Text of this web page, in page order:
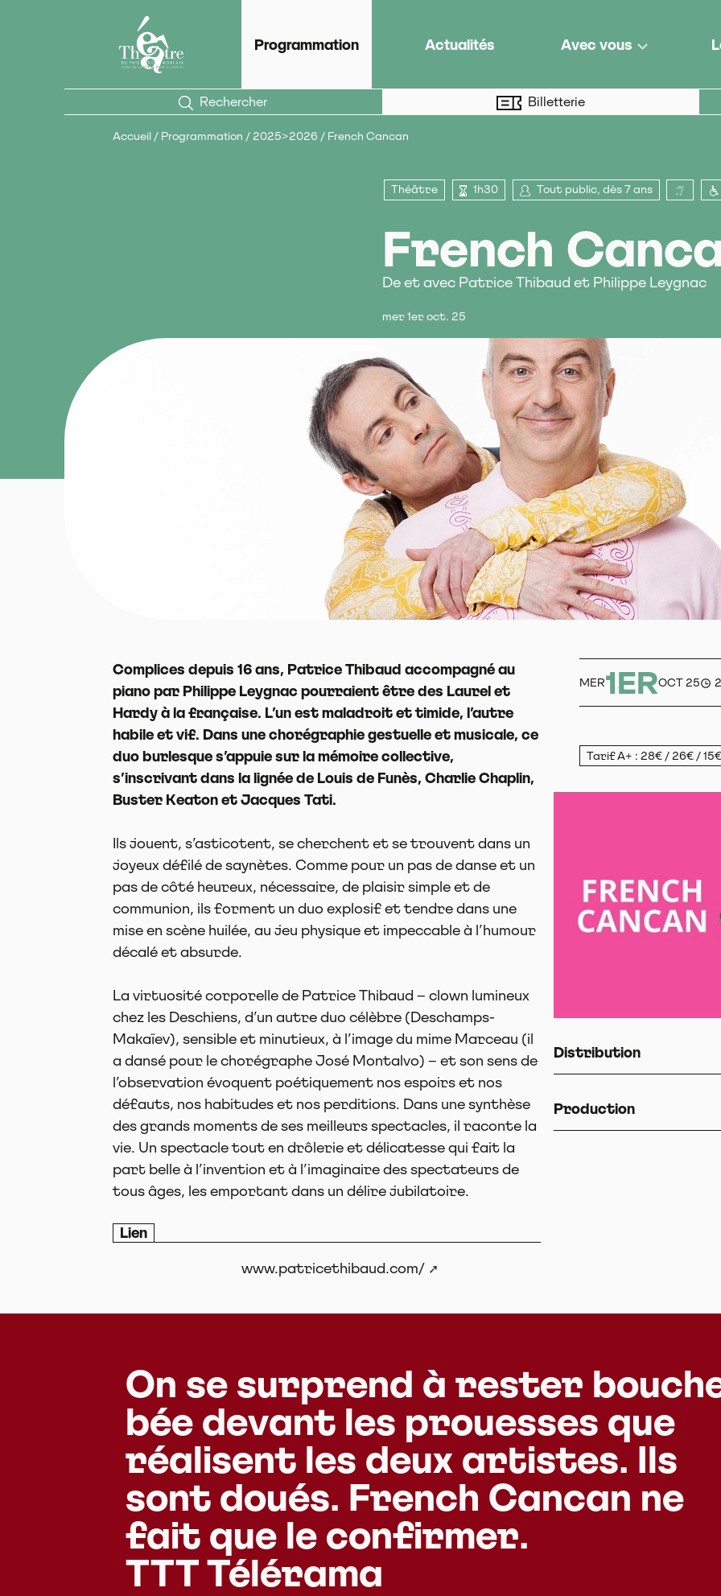
Programmation Actualités Avec vous
Rechercher Billetterie
Accueil / Programmation / 2025>2026 / French Cancan
Théâtre 1h30 Tout public, dès 7 ans
French
De et avec Patrice Thibaud et Philippe Leygnac
mer 1er oct. 25
Complices depuis 16 ans, Patrice Thibaud accompagné au
piano par Philippe Leygnac pourraient être des Laurel et
Hardy à la française. L’un est maladroit et timide, l’autre
habile et vif. Dans une chorégraphie gestuelle et musicale, ce
duo burlesque s’appuie sur la mémoire collective,
s’inscrivant dans la lignée de Louis de Funès, Charlie Chaplin,
Buster Keaton et Jacques Tati.
Ils jouent, s’asticotent, se cherchent et se trouvent dans un
joyeux défilé de saynètes. Comme pour un pas de danse et un
pas de côté heureux, nécessaire, de plaisir simple et de
communion, ils forment un duo explosif et tendre dans une
mise en scène huilée, au jeu physique et impeccable à l’humour
décalé et absurde.
La virtuosité corporelle de Patrice Thibaud – clown lumineux
chez les Deschiens, d’un autre duo célèbre (Deschamps-
Makaïev), sensible et minutieux, à l’image du mime Marceau (il
a dansé pour le chorégraphe José Montalvo) – et son sens de
l’observation évoquent poétiquement nos espoirs et nos
défauts, nos habitudes et nos perditions. Dans une synthèse
des grands moments de ses meilleurs spectacles, il raconte la
vie. Un spectacle tout en drôlerie et délicatesse qui fait la
part belle à l’invention et à l’imaginaire des spectateurs de
tous âges, les emportant dans un délire jubilatoire.
Lien
www.patricethibaud.com/
MER1EROCT 25
Tarif A+ : 28€ / 26€ /
Distribution
Production
On se surprend à rester
bée devant les prouesses que
réalisent les deux artistes. Ils
sont doués. French Cancan ne
fait que le confirmer.
TTT Télérama